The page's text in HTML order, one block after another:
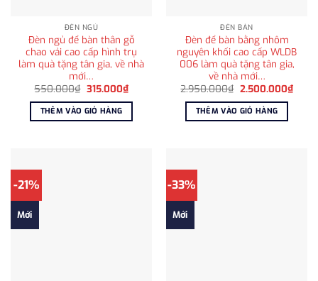
ĐÈN NGỦ
Đèn ngủ để bàn thân gỗ
chao vải cao cấp hình trụ
làm quà tặng tân gia, về nhà
mới…
550.000₫ Giá
là:
550.000₫.
315.000₫Giá
tại
315.000₫.
THÊM VÀO GIỎ HÀNG
ĐÈN BÀN
Đèn để bàn bằng nhôm
nguyên khối cao cấp WLDB
006 làm quà tặng tân gia,
về nhà mới…
2.950.000₫ Giá
là:
2.950.000₫.
2.500.000₫Giá
THÊM VÀO GIỎ HÀNG
-21%
Mới
-33%
Mới